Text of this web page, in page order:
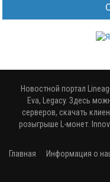
Новостной портал
Eva, Legacy. Здесь
серверов, скачать
розыгрыше L-монет.
Главная
Информация о